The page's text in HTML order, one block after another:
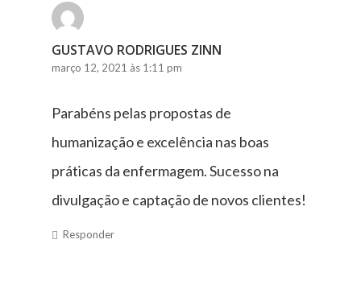
GUSTAVO RODRIGUES ZINN
março 12, 2021 às 1:11 pm
Parabéns pelas propostas de
humanização e excelência nas boas
práticas da enfermagem. Sucesso na
divulgação e captação de novos clientes!
Responder